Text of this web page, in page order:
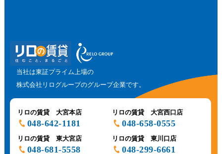
当社は東証プライム上場の
株式会社リログループのグループ企業です。
リロの賃貸 大宮本店
048-642-1181
リロの賃貸 大宮西口店
048-658-0555
リロの賃貸 東大宮店
048-681-5558
リロの賃貸 東川口店
048-299-6661